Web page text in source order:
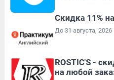
Скидка 11%
До 31 августа, 2026
ROSTIC'S -
на любой